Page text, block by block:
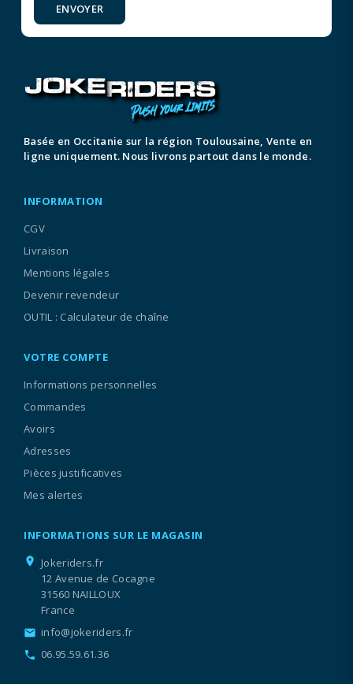
ENVOYER
Basée en Occitanie sur la région Toulousaine, Vente en
ligne uniquement. Nous livrons partout dans le monde.
INFORMATION
CGV
Livraison
Mentions légales
Devenir revendeur
OUTIL : Calculateur de chaîne
VOTRE COMPTE
Informations personnelles
Commandes
Avoirs
Adresses
Pièces justificatives
Mes alertes
INFORMATIONS SUR LE MAGASIN
location_on
Jokeriders.fr
12 Avenue de Cocagne
31560 NAILLOUX
France
email info@jokeriders.fr
call 06.95.59.61.36